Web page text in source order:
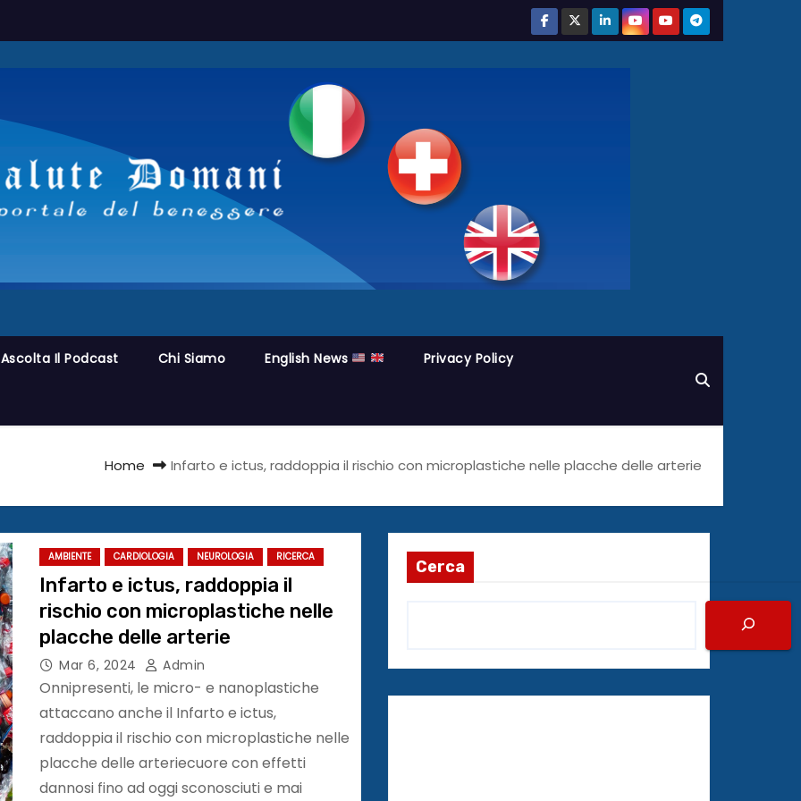
Ascolta Il Podcast Chi Siamo English News Privacy Policy
Home Infarto e ictus, raddoppia il rischio con microplastiche nelle placche delle arterie
AMBIENTE CARDIOLOGIA NEUROLOGIA RICERCA
Infarto e ictus, raddoppia il
rischio con microplastiche nelle
placche delle arterie
Mar 6, 2024 Admin
Onnipresenti, le micro- e nanoplastiche
attaccano anche il Infarto e ictus,
raddoppia il rischio con microplastiche nelle
placche delle arteriecuore con effetti
dannosi fino ad oggi sconosciuti e mai
Cerca